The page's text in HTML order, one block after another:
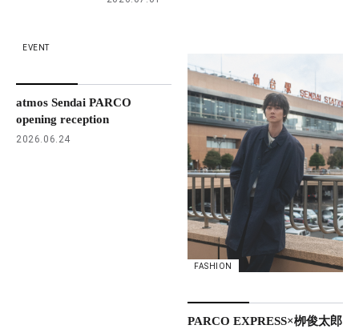
EVENT
atmos Sendai PARCO
opening reception
2026.06.24
FASHION
PARCO EXPRESS×栁俊太郎